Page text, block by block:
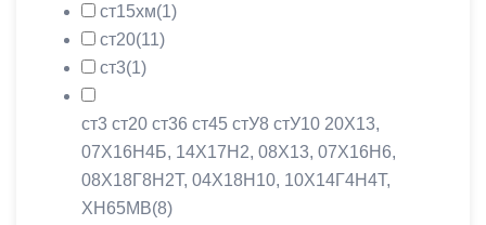
ст15хм(1)
ст20(11)
ст3(1)
ст3 ст20 ст36 ст45 стУ8 стУ10 20X13,
07Х16Н4Б, 14Х17Н2, 08X13, 07Х16Н6,
08Х18Г8Н2Т, 04Х18Н10, 10Х14Г4Н4Т,
ХН65МВ(8)